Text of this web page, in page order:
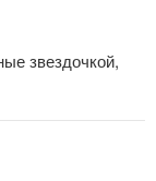
звездочкой,